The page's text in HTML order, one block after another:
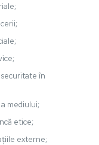
în
mediului;
etice;
externe;